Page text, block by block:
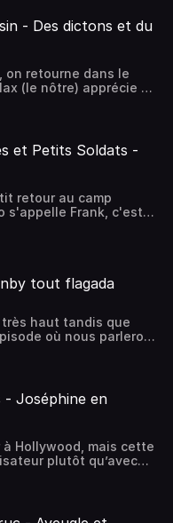
détecteurs de
à feu et bien d'autres
politique-de-
- Des dictons et du
on retourne dans le
(le nôtre) apprécie un
va explorer la
de Max (le
et de la Socca, des
d'autres sujets
Visitez
et Petits Soldats -
retour au camp
s'appelle Frank, c'est
On le suit dans son
plusieurs sujets
Lanta, les chasses
et bien d'autres
politique-de-
tout flagada
haut tandis que
où nous parlerons
desserts, de sites
montres, de Shirley
Ausha. Visitez
pour plus
- Joséphine en
Hollywood, mais cette
plutôt qu’avec
le sujet des
de Woody,
de classe, et bien